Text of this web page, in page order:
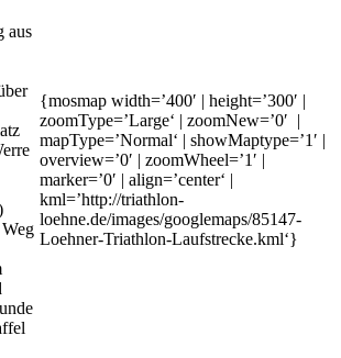
aus
{mosmap width=’400′ | height=’300′ |
zoomType=’Large‘ | zoomNew=’0′ |
mapType=’Normal‘ | showMaptype=’1′ |
overview=’0′ | zoomWheel=’1′ |
marker=’0′ | align=’center‘ |
kml=’http://triathlon-
loehne.de/images/googlemaps/85147-
Loehner-Triathlon-Laufstrecke.kml‘}